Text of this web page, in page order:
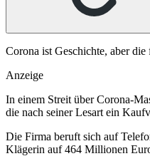
Corona ist Geschichte, aber
Anzeige
In einem Streit über Corona-
die nach seiner Lesart ein
Die Firma beruft sich auf
Klägerin auf 464 Millionen